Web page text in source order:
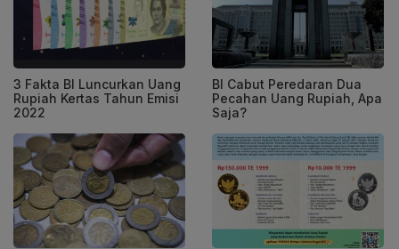
3 Fakta BI Luncurkan Uang
Rupiah Kertas Tahun Emisi
2022
BI Cabut Peredaran Dua
Pecahan Uang Rupiah, Apa
Saja?